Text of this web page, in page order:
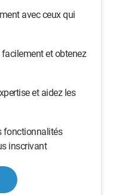
avec ceux qui
et obtenez
et aidez les
fonctionnalités
inscrivant